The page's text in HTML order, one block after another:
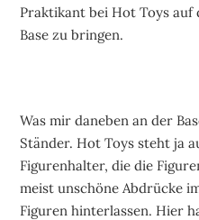
Praktikant bei Hot Toys auf
Base zu bringen.
Was mir daneben an der
Ständer. Hot Toys steht ja
Figurenhalter, die die
meist unschöne Abdrücke
Figuren hinterlassen. Hier